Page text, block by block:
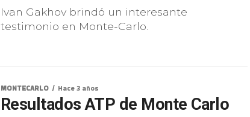
Ivan Gakhov brindó un interesante
testimonio en Monte-Carlo.
MONTECARLO Hace 3 años
Resultados ATP de Monte Carlo